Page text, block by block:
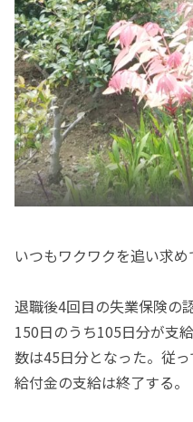
いつもワクワクを追い求め
退職後4回目の失業保険の
150日のうち105日分が支
数は45日分となった。従っ
給付金の支給は終了する。